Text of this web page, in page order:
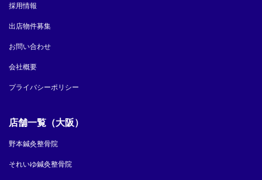
採用情報
出店物件募集
お問い合わせ
会社概要
プライバシーポリシー
店舗一覧（大阪）
野本鍼灸整骨院
それいゆ鍼灸整骨院